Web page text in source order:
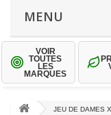
MENU
VOIR
TOUTES
LES
MARQUES
JEU DE DAMES